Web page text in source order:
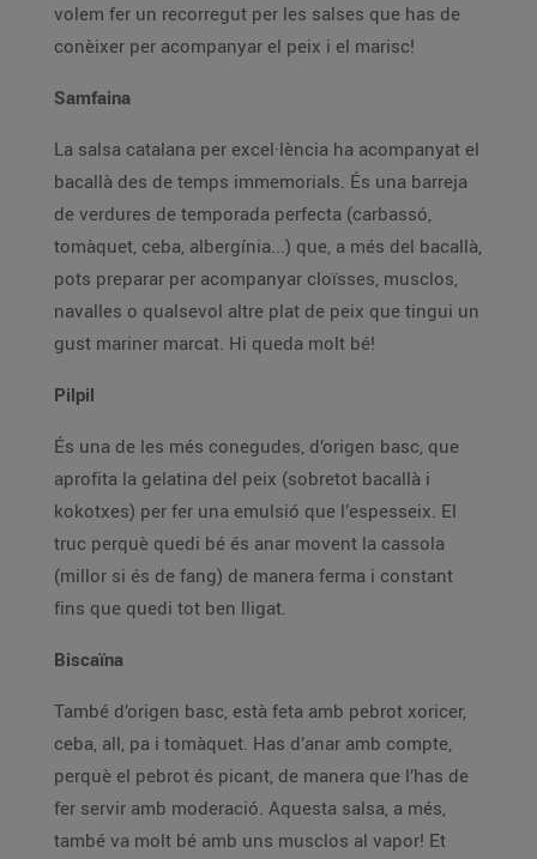
volem fer un recorregut per les salses que has de
conèixer per acompanyar el peix i el marisc!
Samfaina
La salsa catalana per excel·lència ha acompanyat el
bacallà des de temps immemorials. És una barreja
de verdures de temporada perfecta (carbassó,
tomàquet, ceba, albergínia...) que, a més del bacallà,
pots preparar per acompanyar cloïsses, musclos,
navalles o qualsevol altre plat de peix que tingui un
gust mariner marcat. Hi queda molt bé!
Pilpil
És una de les més conegudes, d’origen basc, que
aprofita la gelatina del peix (sobretot bacallà i
kokotxes) per fer una emulsió que l’espesseix. El
truc perquè quedi bé és anar movent la cassola
(millor si és de fang) de manera ferma i constant
fins que quedi tot ben lligat.
Biscaïna
També d’origen basc, està feta amb pebrot xoricer,
ceba, all, pa i tomàquet. Has d’anar amb compte,
perquè el pebrot és picant, de manera que l’has de
fer servir amb moderació. Aquesta salsa, a més,
també va molt bé amb uns musclos al vapor! Et